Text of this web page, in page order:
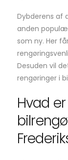
Dybderens af
anden
som ny. Her
Desuden vil
rengøringer i
Hvad